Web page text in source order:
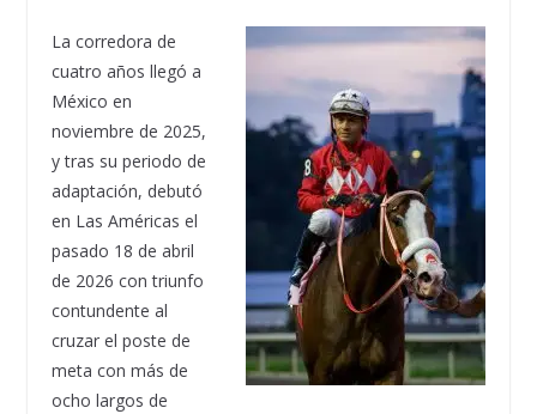
La corredora de
cuatro años llegó a
México en
noviembre de 2025,
y tras su periodo de
adaptación, debutó
en Las Américas el
pasado 18 de abril
de 2026 con triunfo
contundente al
cruzar el poste de
meta con más de
ocho largos de